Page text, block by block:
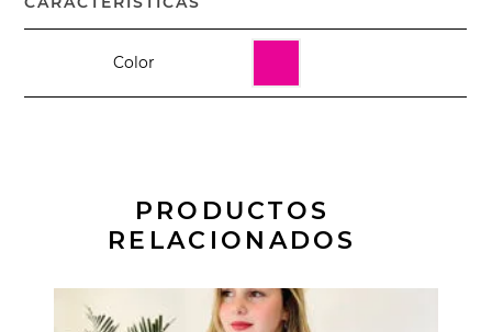
Color
PRODUCTOS
RELACIONADOS